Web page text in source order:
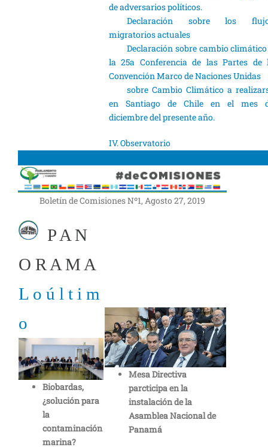
de adversarios políticos.
Declaración sobre los
migratorios actuales
Declaración sobre cambio
la 25a Conferencia de las Partes de
Convención Marco de Naciones Unidas
sobre Cambio Climático a
en Santiago de Chile en el mes
diciembre del presente año.
IV. Observatorio
Boletín de Comisiones Nº1, Agosto 27, 2019
P A N
O R A M A
L o ú l t i m
o
Biobardas,
¿solución para
la
contaminación
marina?
Mesa Directiva
parcticipa en la
instalación de la
Asamblea Nacional de
Panamá